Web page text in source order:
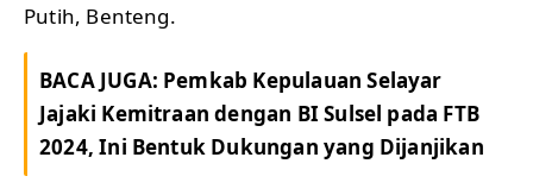
Putih, Benteng.
BACA JUGA: Pemkab Kepulauan Selayar
Jajaki Kemitraan dengan BI Sulsel pada FTB
2024, Ini Bentuk Dukungan yang Dijanjikan